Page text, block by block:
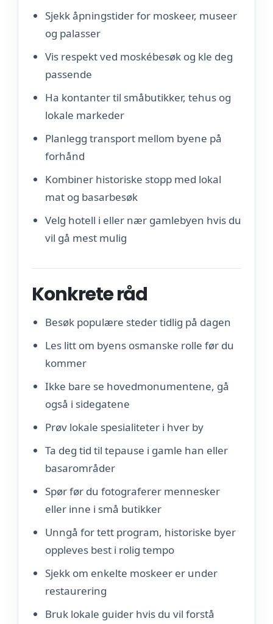
Sjekk åpningstider for moskeer, museer
og palasser
Vis respekt ved moskébesøk og kle deg
passende
Ha kontanter til småbutikker, tehus og
lokale markeder
Planlegg transport mellom byene på
forhånd
Kombiner historiske stopp med lokal
mat og basarbesøk
Velg hotell i eller nær gamlebyen hvis du
vil gå mest mulig
Konkrete råd
Besøk populære steder tidlig på dagen
Les litt om byens osmanske rolle før du
kommer
Ikke bare se hovedmonumentene, gå
også i sidegatene
Prøv lokale spesialiteter i hver by
Ta deg tid til tepause i gamle han eller
basarområder
Spør før du fotograferer mennesker
eller inne i små butikker
Unngå for tett program, historiske byer
oppleves best i rolig tempo
Sjekk om enkelte moskeer er under
restaurering
Bruk lokale guider hvis du vil forstå